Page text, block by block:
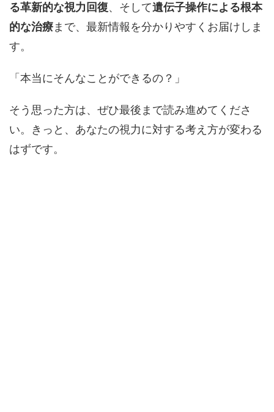
る革新的な視力回復、そして遺伝子操作による根本
的な治療まで、最新情報を分かりやすくお届けしま
す。
「本当にそんなことができるの？」
そう思った方は、ぜひ最後まで読み進めてくださ
い。きっと、あなたの視力に対する考え方が変わる
はずです。